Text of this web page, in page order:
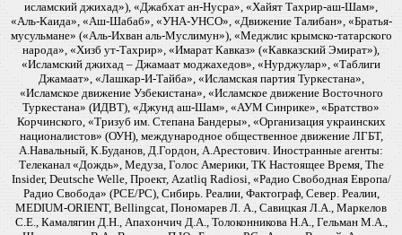
исламский джихад»), «Джабхат ан-Нусра», «Хайят Тахрир-аш-Шам»,
«Аль-Каида», «Аш-Шабаб», «УНА-УНСО», «Движение Талибан», «Братья-
мусульмане» («Аль-Ихван аль-Муслимун»), «Меджлис крымско-татарского
народа», «Хизб ут-Тахрир», «Имарат Кавказ» («Кавказский Эмират»),
«Исламский джихад – Джамаат моджахедов», «Нурджулар», «Таблиги
Джамаат», «Лашкар-И-Тайба», «Исламская партия Туркестана»,
«Исламское движение Узбекистана», «Исламское движение Восточного
Туркестана» (ИДВТ), «Джунд аш-Шам», «АУМ Синрике», «Братство»
Корчинского, «Тризуб им. Степана Бандеры», «Организация украинских
националистов» (ОУН), международное общественное движение ЛГБТ,
А.Навальный, К.Буданов, Д.Гордон, А.Арестович. Иностранные агенты:
Телеканал «Дождь», Медуза, Голос Америки, ТК Настоящее Время, The
Insider, Deutsche Welle, Проект, Azatliq Radiosi, «Радио Свободная Европа/
Радио Свобода» (PCE/PC), Сибирь. Реалии, Фактограф, Север. Реалии,
MEDIUM-ORIENT, Bellingcat, Пономарев Л. А., Савицкая Л.А., Маркелов
С.Е., Камалягин Д.Н., Апахончич Д.А., Толоконникова Н.А., Гельман М.А.,